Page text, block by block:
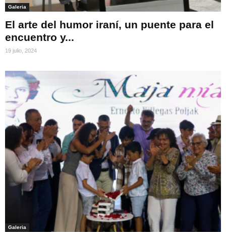
Galeria
El arte del humor iraní, un puente para el
encuentro y...
19 julio, 2024
Galeria